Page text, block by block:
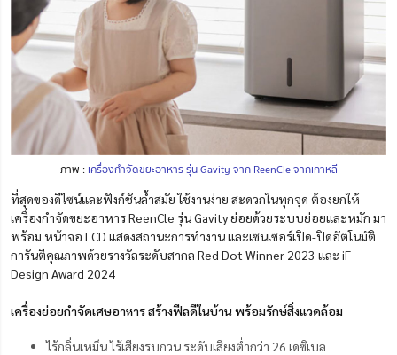
ภาพ : เครื่องกำจัดขยะอาหาร รุ่น Gavity จาก ReenCle จากเกาหลี
ที่สุดของดีไซน์และฟังก์ชันล้ำสมัย ใช้งานง่าย สะดวกในทุกจุด ต้องยกให้
เครื่องกำจัดขยะอาหาร ReenCle รุ่น Gavity ย่อยด้วยระบบย่อยและหมัก มา
พร้อม หน้าจอ LCD แสดงสถานะการทำงาน และเซนเซอร์เปิด-ปิดอัตโนมัติ
การันตีคุณภาพด้วยรางวัลระดับสากล Red Dot Winner 2023 และ iF
Design Award 2024
เครื่องย่อยกำจัดเศษอาหาร สร้างฟีลดีในบ้าน พร้อมรักษ์สิ่งแวดล้อม
ไร้กลิ่นเหม็น ไร้เสียงรบกวน ระดับเสียงต่ำกว่า 26 เดซิเบล